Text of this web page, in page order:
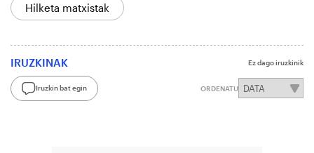
Hilketa matxistak
IRUZKINAK Ez dago iruzkinik
Iruzkin bat egin ORDENATU